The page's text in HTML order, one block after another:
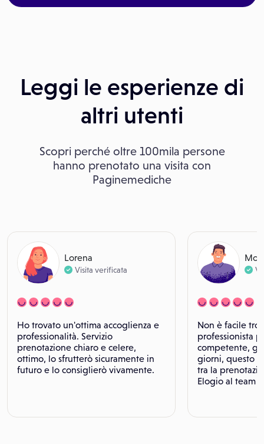
Leggi le esperienze di
altri utenti
Scopri perché oltre 100mila persone
hanno prenotato una visita con
Paginemediche
Lorena
Visita verificata
Ho trovato un'ottima accoglienza e
professionalità. Servizio
prenotazione chiaro e celere,
ottimo, lo sfrutterò sicuramente in
futuro e lo consiglierò vivamente.
Non è facile
professionista
competente,
giorni, questo è
tra la
Elogio al team